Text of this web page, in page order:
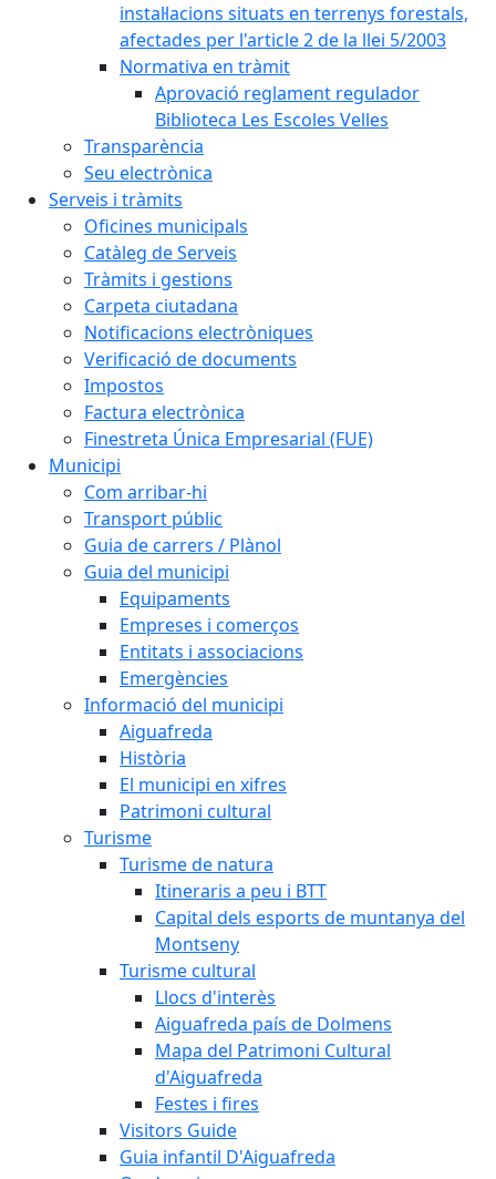
instal·lacions situats en terrenys forestals,
afectades per l'article 2 de la llei 5/2003
Normativa en tràmit
Aprovació reglament regulador
Biblioteca Les Escoles Velles
Transparència
Seu electrònica
Serveis i tràmits
Oficines municipals
Catàleg de Serveis
Tràmits i gestions
Carpeta ciutadana
Notificacions electròniques
Verificació de documents
Impostos
Factura electrònica
Finestreta Única Empresarial (FUE)
Municipi
Com arribar-hi
Transport públic
Guia de carrers / Plànol
Guia del municipi
Equipaments
Empreses i comerços
Entitats i associacions
Emergències
Informació del municipi
Aiguafreda
Història
El municipi en xifres
Patrimoni cultural
Turisme
Turisme de natura
Itineraris a peu i BTT
Capital dels esports de muntanya del
Montseny
Turisme cultural
Llocs d'interès
Aiguafreda país de Dolmens
Mapa del Patrimoni Cultural
d'Aiguafreda
Festes i fires
Visitors Guide
Guia infantil D'Aiguafreda